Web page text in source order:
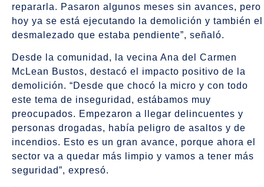
repararla. Pasaron algunos meses sin avances, pero
hoy ya se está ejecutando la demolición y también el
desmalezado que estaba pendiente”, señaló.
Desde la comunidad, la vecina Ana del Carmen
McLean Bustos, destacó el impacto positivo de la
demolición. “Desde que chocó la micro y con todo
este tema de inseguridad, estábamos muy
preocupados. Empezaron a llegar delincuentes y
personas drogadas, había peligro de asaltos y de
incendios. Esto es un gran avance, porque ahora el
sector va a quedar más limpio y vamos a tener más
seguridad”, expresó.